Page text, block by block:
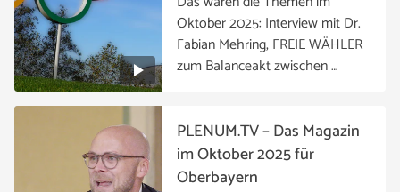
Oktober 2025: Interview mit Dr.
Fabian Mehring, FREIE WÄHLER
zum Balanceakt zwischen …
PLENUM.TV – Das Magazin
im Oktober 2025 für
Oberbayern